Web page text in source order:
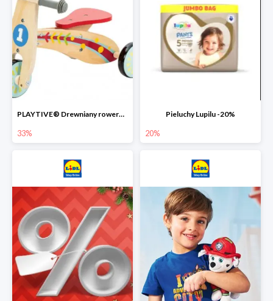
PLAYTIVE® Drewniany rowerek biegowy -33%
33%
Pieluchy Lupilu -20%
20%